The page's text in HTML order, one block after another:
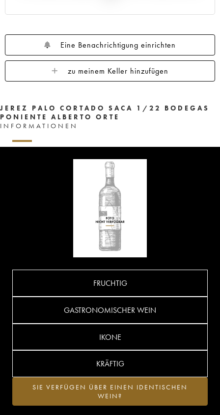
Eine Benachrichtigung einrichten
zu meinem Keller hinzufügen
JEREZ PALO CORTADO SACA 1/22 BODEGAS
PONIENTE ALBERTO ORTE
INFORMATIONEN
FRUCHTIG
GASTRONOMISCHER WEIN
IKONE
KRÄFTIG
SIE VERFÜGEN ÜBER EINEN IDENTISCHEN
WEIN?